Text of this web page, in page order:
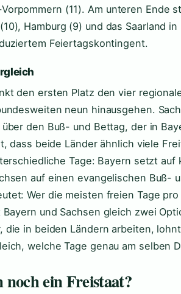
(11). Am unteren Ende
Hamburg (9) und das Saarland
Feiertagskontingent.
den ersten Platz den vier
neun hinausgehen.
den Buß- und Bettag, der in
dass beide Länder ähnlich viele
Tage: Bayern setzt auf
auf einen evangelischen Buß-
Wer die meisten freien Tage
und Sachsen gleich zwei
die in beiden Ländern arbeiten,
welche Tage genau am selben
noch ein Freistaat?